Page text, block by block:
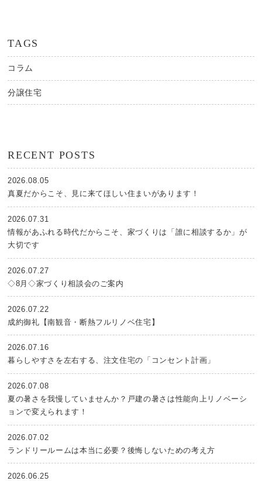
TAGS
コラム
分譲住宅
RECENT POSTS
2026.08.05
真夏だからこそ、見に来てほしい住まいがあります！
2026.07.31
情報があふれる時代だからこそ、家づくりは「誰に相談するか」が
大切です
2026.07.27
◇8月◇家づくり相談会のご案内
2026.07.22
成約御礼【南観音・断熱フルリノベ住宅】
2026.07.16
暮らしやすさを左右する、注文住宅の「コンセント計画」
2026.07.08
夏の暑さを我慢していませんか？戸建の暑さは性能向上リノベーシ
ョンで変えられます！
2026.07.02
ランドリールームは本当に必要？後悔しないための考え方
2026.06.25